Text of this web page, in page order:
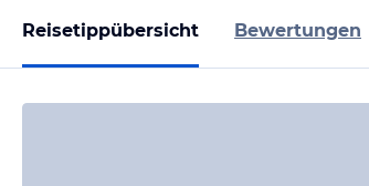
Reisetippübersicht Bewertungen